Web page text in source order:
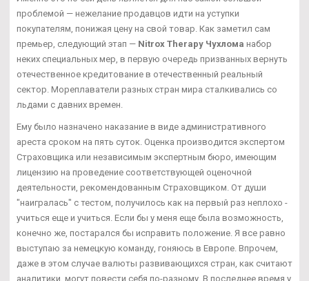
проблемой — нежелание продавцов идти на уступки
покупателям, понижая цену на свой товар. Как заметил сам
премьер, следующий этап — Nitrox Therapy Чухлома набор
неких специальных мер, в первую очередь призванных вернуть
отечественное кредитование в отечественный реальный
сектор. Мореплаватели разных стран мира сталкивались со
льдами с давних времен.
Ему было назначено наказание в виде административного
ареста сроком на пять суток. Оценка производится экспертом
Страховщика или независимым экспертным бюро, имеющим
лицензию на проведение соответствующей оценочной
деятельности, рекомендованным Страховщиком. От души
"наигралась" с тестом, получилось как на первый раз неплохо -
учиться еще и учиться. Если бы у меня еще была возможность,
конечно же, постарался бы исправить положение. Я все равно
выступаю за немецкую команду, гоняюсь в Европе. Впрочем,
даже в этом случае валюты развивающихся стран, как считают
аналитики, могут повести себя по-разному. В последнее время у